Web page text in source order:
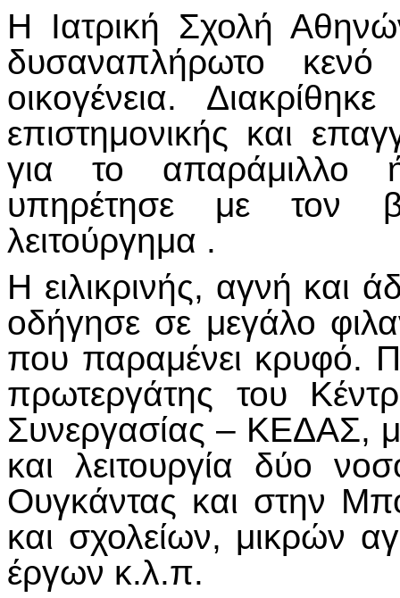
Η Ιατρική Σχολή
δυσαναπλήρωτο
οικογένεια.
επιστημονικής και
για το απαράμιλλο
υπηρέτησε με τον
λειτούργημα .
Η ειλικρινής, αγνή και
οδήγησε σε μεγάλο
που παραμένει κρυφό.
πρωτεργάτης του
Συνεργασίας – ΚΕΔΑΣ,
και λειτουργία δύο
Ουγκάντας και στην
και σχολείων, μικρών
έργων κ.λ.π.